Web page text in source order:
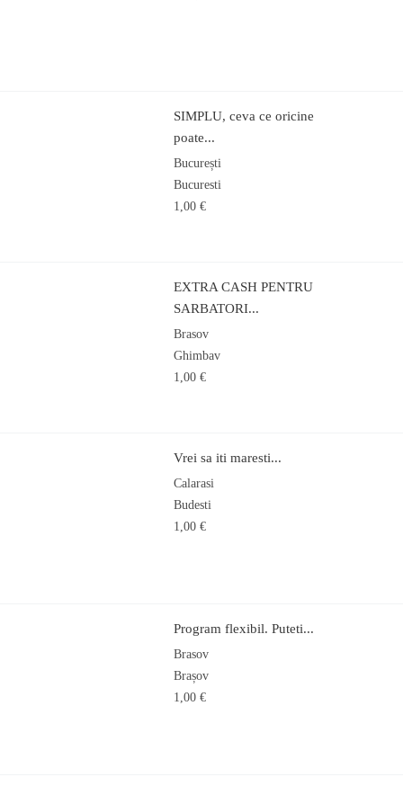
SIMPLU, ceva ce oricine
poate...
București
Bucuresti
1,00 €
EXTRA CASH PENTRU
SARBATORI...
Brasov
Ghimbav
1,00 €
Vrei sa iti maresti...
Calarasi
Budesti
1,00 €
Program flexibil. Puteti...
Brasov
Brașov
1,00 €